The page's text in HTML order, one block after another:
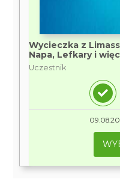
Wycieczka z
Napa, Lefkary i
Uczestnik